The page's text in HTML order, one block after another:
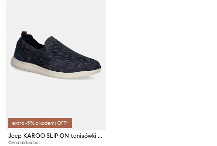
extra -5% z kodem: OFF*
Jeep KAROO SLIP ON tenisówki męskie
Cena aktualna: